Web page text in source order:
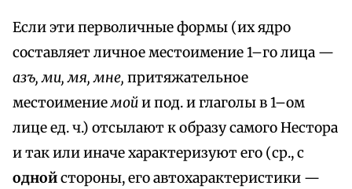
Если эти перволичные формы (их ядро
составляет личное местоимение 1–го лица —
азъ, ми, мя, мне, притяжательное
местоимениемойи под. и глаголы в 1–ом
лице ед. ч.) отсылают к образу самого Нестора
и так или иначе характеризуют его (ср., с
однойстороны, его автохарактеристики —